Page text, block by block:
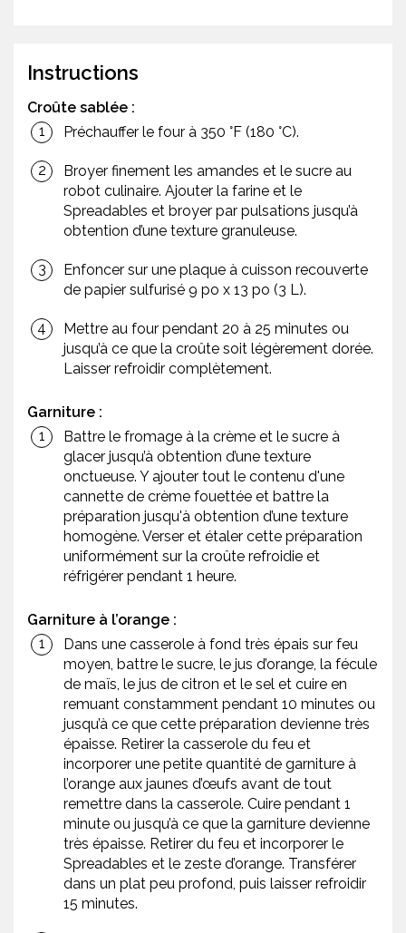
Instructions
Croûte sablée :
Préchauffer le four à 350 °F (180 °C).
Broyer finement les amandes et le sucre au
robot culinaire. Ajouter la farine et le
Spreadables et broyer par pulsations jusqu’à
obtention d’une texture granuleuse.
Enfoncer sur une plaque à cuisson recouverte
de papier sulfurisé 9 po x 13 po (3 L).
Mettre au four pendant 20 à 25 minutes ou
jusqu’à ce que la croûte soit légèrement dorée.
Laisser refroidir complètement.
Garniture :
Battre le fromage à la crème et le sucre à
glacer jusqu’à obtention d’une texture
onctueuse. Y ajouter tout le contenu d'une
cannette de crème fouettée et battre la
préparation jusqu'à obtention d’une texture
homogène. Verser et étaler cette préparation
uniformément sur la croûte refroidie et
réfrigérer pendant 1 heure.
Garniture à l’orange :
Dans une casserole à fond très épais sur feu
moyen, battre le sucre, le jus d’orange, la fécule
de maïs, le jus de citron et le sel et cuire en
remuant constamment pendant 10 minutes ou
jusqu’à ce que cette préparation devienne très
épaisse. Retirer la casserole du feu et
incorporer une petite quantité de garniture à
l’orange aux jaunes d’œufs avant de tout
remettre dans la casserole. Cuire pendant 1
minute ou jusqu’à ce que la garniture devienne
très épaisse. Retirer du feu et incorporer le
Spreadables et le zeste d’orange. Transférer
dans un plat peu profond, puis laisser refroidir
15 minutes.